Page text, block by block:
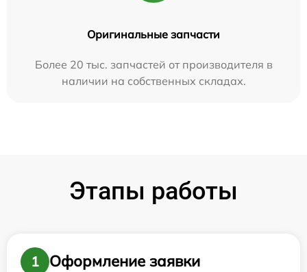
Оригинальные запчасти
Более 20 тыс. запчастей от производителя в
наличии на собственных складах.
Этапы работы
1
Оформление заявки